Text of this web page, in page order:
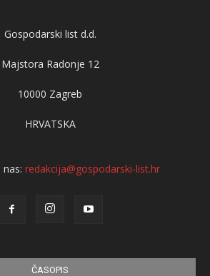
Gospodarski list d.d.
Majstora Radonje 12
10000 Zagreb
HRVATSKA
redakcija@gospodarski-list.hr
ČASOPIS